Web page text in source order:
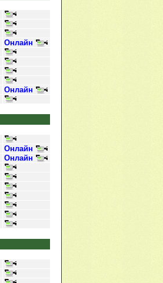
Онлайн
Онлайн
Онлайн
Онлайн